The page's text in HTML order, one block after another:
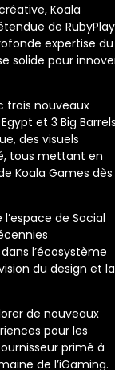
Koala
de
expertise du
solide pour
trois nouveaux
et 3 Big
des visuels
tous mettant en
Koala Games dès
de Social
l’écosystème
du design et la
de nouveaux
pour les
primé à
de l’iGaming.